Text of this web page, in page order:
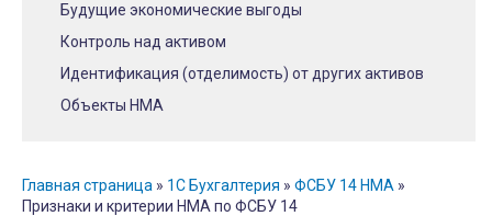
Главная страница » 1С Бухгалтерия » ФСБУ 14 НМА »
Признаки и критерии НМА по ФСБУ 14
Будущие экономические выгоды
Контроль над активом
Идентификация (отделимость) от других активов
Объекты НМА